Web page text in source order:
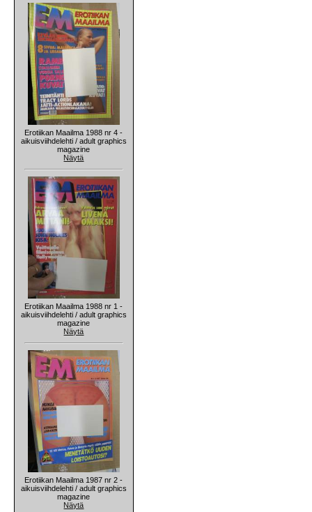
Erotiikan Maailma 1988 nr 4 -
aikuisviihdelehti / adult graphics
magazine
Näytä
Erotiikan Maailma 1988 nr 1 -
aikuisviihdelehti / adult graphics
magazine
Näytä
Erotiikan Maailma 1987 nr 2 -
aikuisviihdelehti / adult graphics
magazine
Näytä